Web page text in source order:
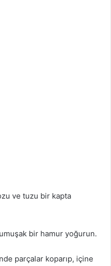
ve tuzu bir kapta
bir hamur yoğurun.
parçalar koparıp, içine